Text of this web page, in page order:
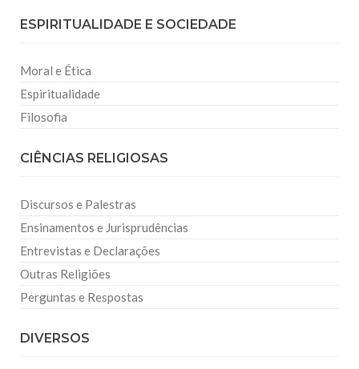
ESPIRITUALIDADE E SOCIEDADE
Moral e Ética
Espiritualidade
Filosofia
CIÊNCIAS RELIGIOSAS
Discursos e Palestras
Ensinamentos e Jurisprudências
Entrevistas e Declarações
Outras Religiões
Perguntas e Respostas
DIVERSOS